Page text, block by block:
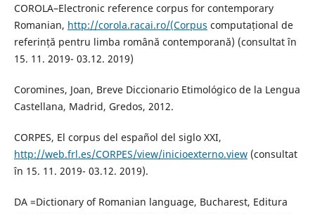
COROLA–Electronic reference corpus for contemporary
Romanian, http://corola.racai.ro/(Corpus computațional de
referință pentru limba română contemporană) (consultat în
15. 11. 2019- 03.12. 2019)
Coromines, Joan, Breve Diccionario Etimológico de la Lengua
Castellana, Madrid, Gredos, 2012.
CORPES, El corpus del español del siglo XXI,
http://web.frl.es/CORPES/view/inicioexterno.view(consultat
în 15. 11. 2019- 03.12. 2019).
DA =Dictionary of Romanian language, Bucharest, Editura